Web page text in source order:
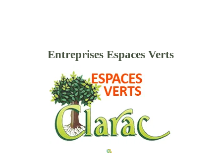
Entreprises Espaces Verts